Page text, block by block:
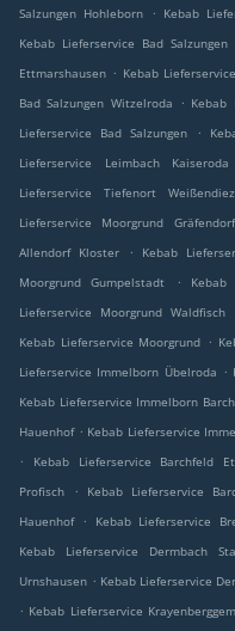
Salzungen Hohleborn
. Kebab
Kebab Lieferservice Bad Salzungen
Ettmarshausen . Kebab
Bad Salzungen Witzelroda
. Kebab
Lieferservice Bad Salzungen
.
Lieferservice Leimbach Kaiseroda
Lieferservice Tiefenort Weißendiez
Lieferservice Moorgrund
Allendorf Kloster
. Kebab
Moorgrund Gumpelstadt
. Kebab
Lieferservice Moorgrund Waldfisch
Kebab Lieferservice Moorgrund .
Lieferservice Immelborn Übelroda .
Kebab Lieferservice Immelborn
Hauenhof . Kebab Lieferservice
.
Kebab Lieferservice Barchfeld
Profisch
. Kebab Lieferservice
Hauenhof
. Kebab Lieferservice
Kebab Lieferservice Dermbach
Urnshausen . Kebab Lieferservice
. Kebab Lieferservice